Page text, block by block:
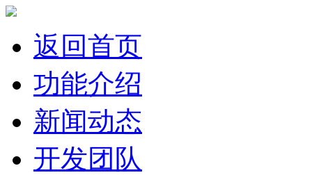
返回首页
功能介绍
新闻动态
开发团队